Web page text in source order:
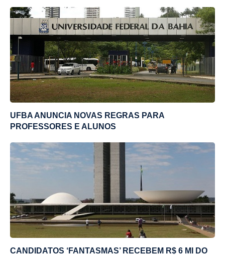
UFBA ANUNCIA NOVAS REGRAS PARA
PROFESSORES E ALUNOS
CANDIDATOS ‘FANTASMAS’ RECEBEM R$ 6 MI DO